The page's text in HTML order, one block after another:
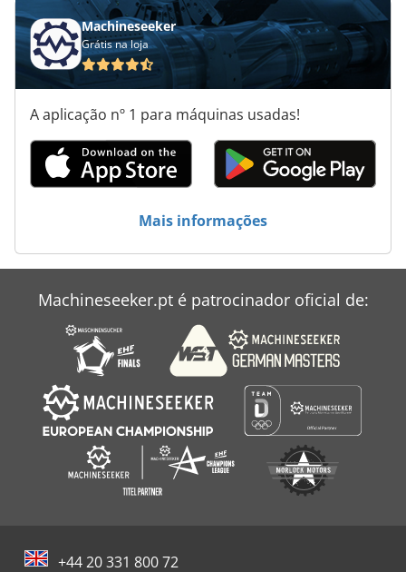
Index C 200
Index C 29
Index Gb
Index Gb 65
Index Gfg 450
Mte Bf 4200
Máquina De Bdsfor
Panhans Bsb 500
Machineseeker
Grátis na loja
A aplicação nº 1 para máquinas usadas!
Mais informações
Machineseeker.pt é patrocinador oficial de:
+44 20 331 800 72